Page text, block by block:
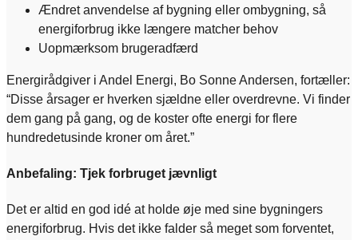
Ændret anvendelse af bygning eller ombygning, så
energiforbrug ikke længere matcher behov
Uopmærksom brugeradfærd
Energirådgiver i Andel Energi, Bo Sonne Andersen, fortæller:
“Disse årsager er hverken sjældne eller overdrevne. Vi finder
dem gang på gang, og de koster ofte energi for flere
hundredetusinde kroner om året.”
Anbefaling: Tjek forbruget jævnligt
Det er altid en god idé at holde øje med sine bygningers
energiforbrug. Hvis det ikke falder så meget som forventet,